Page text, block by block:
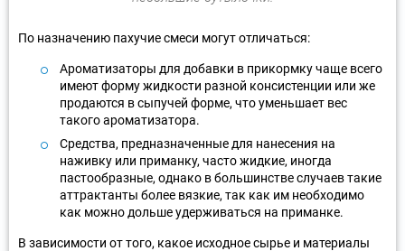
По назначению пахучие смеси могут отличаться:
Ароматизаторы для добавки в прикормку чаще всего
имеют форму жидкости разной консистенции или же
продаются в сыпучей форме, что уменьшает вес
такого ароматизатора.
Средства, предназначенные для нанесения на
наживку или приманку, часто жидкие, иногда
пастообразные, однако в большинстве случаев такие
аттрактанты более вязкие, так как им необходимо
как можно дольше удерживаться на приманке.
В зависимости от того, какое исходное сырье и материалы